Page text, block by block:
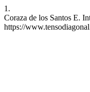
1.
Coraza de los Santos E.
https://